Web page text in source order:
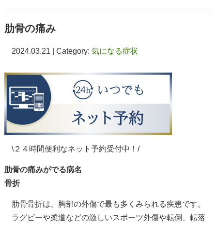
肋骨の痛み
2024.03.21 | Category: 気になる症状
\２４時間便利なネット予約受付中！/
肋骨の痛みがでる病名
骨折
肋骨骨折は、胸部の外傷で最も多くみられる疾患です。
ラグビーや柔道などの激しいスポーツ外傷や転倒、転落